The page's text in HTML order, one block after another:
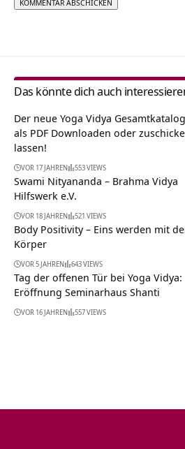
Das könnte dich auch
Der neue Yoga Vidya
als PDF Downloaden oder
lassen!
VOR 17 JAHREN 553 VIEWS
Swami Nityananda – Brahma Vidya
Hilfswerk e.V.
VOR 18 JAHREN 521 VIEWS
Body Positivity – Eins werden mit
Körper
VOR 5 JAHREN 643 VIEWS
Tag der offenen Tür bei Yoga Vidya:
Eröffnung Seminarhaus Shanti
VOR 16 JAHREN 557 VIEWS